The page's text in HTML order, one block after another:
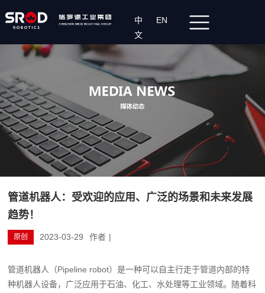
中
文
EN
管道机器人：受欢迎的应用、广泛的场景和未来发展
趋势！
原创 2023-03-29 作者 |
管道机器人
（Pipeline robot）是一种可以自主行走于管道内部的特
种机器人设备，广泛应用于石油、化工、水处理等工业领域。随着科